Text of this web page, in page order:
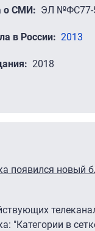
о СМИ ЭЛ №ФС77-
в России 2013
2018
появился новый
"Категории в